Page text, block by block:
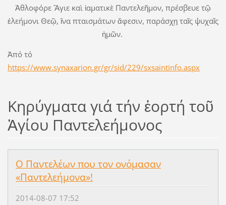
Ἀθλοφόρε Ἅγιε καὶ ἰαματικὲ Παντελεῆμον, πρέσβευε τῷ
ἐλεήμονι Θεῷ, ἵνα πταισμάτων ἄφεσιν, παράσχῃ ταῖς ψυχαῖς
ἡμῶν.
Ἀπό τό
https://www.synaxarion.gr/gr/sid/229/sxsaintinfo.aspx
Κηρύγματα γιά τήν ἑορτή τοῦ
Ἁγίου Παντελεήμονος
Ο Παντελέων που τον ονόμασαν
«Παντελεήμονα»!
2014-08-07 17:52